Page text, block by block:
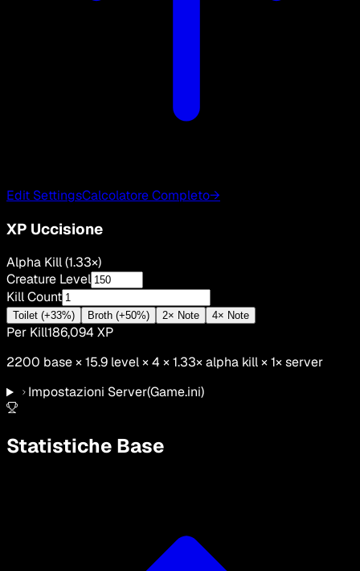
Edit SettingsCalcolatore Completo→
XP Uccisione
Alpha Kill (1.33×)
Creature Level
Kill Count
Toilet (+33%) Broth (+50%) 2× Note 4× Note
Per Kill186,094 XP
2200 base ×15.9 level × 4 ×1.33×alpha kill×1× server
Impostazioni Server(Game.ini)
Statistiche Base